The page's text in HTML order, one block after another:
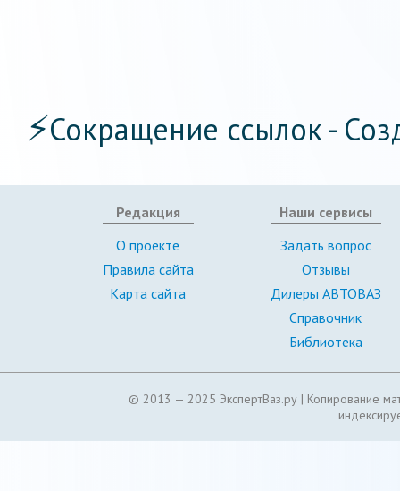
⚡Сокращение ссылок -
Редакция
О проекте
Правила сайта
Карта сайта
Наши сервисы
Задать вопрос
Отзывы
Дилеры АВТОВАЗ
Справочник
Библиотека
© 2013 — 2025 ЭкспертВаз.ру | Копирование